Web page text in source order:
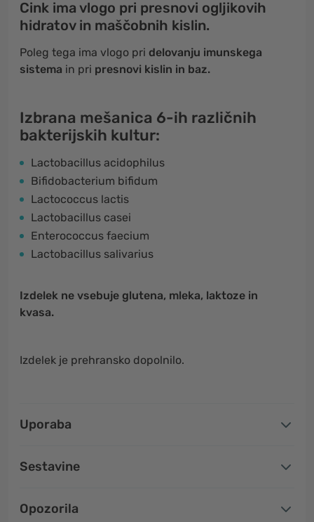
Cink ima vlogo pri presnovi ogljikovih
hidratov in maščobnih kislin.
Poleg tega ima vlogo pri delovanju imunskega
sistema in pri presnovi kislin in baz.
Izbrana mešanica 6-ih različnih
bakterijskih kultur:
Lactobacillus acidophilus
Bifidobacterium bifidum
Lactococcus lactis
Lactobacillus casei
Enterococcus faecium
Lactobacillus salivarius
Izdelek ne vsebuje glutena, mleka, laktoze in
kvasa.
Izdelek je prehransko dopolnilo.
Uporaba
Sestavine
Opozorila